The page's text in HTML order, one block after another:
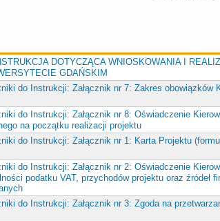
DOTYCZĄCA WNIOSKOWANIA I
GDAŃSKIM
do Instrukcji: Załącznik nr 7: Zakres obowiązków
do Instrukcji: Załącznik nr 8: Oświadczenie
na początku realizacji projektu
do Instrukcji: Załącznik nr 1: Karta Projektu
do Instrukcji: Załącznik nr 2: Oświadczenie
podatku VAT, przychodów projektu oraz źródeł
do Instrukcji: Załącznik nr 3: Zgoda na